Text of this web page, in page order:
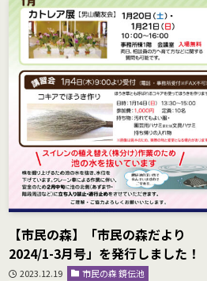
【市民の森】「市民の森だより
2024/1-3月号」を発行しました！
2023.12.19
市民の森 鏡伝池